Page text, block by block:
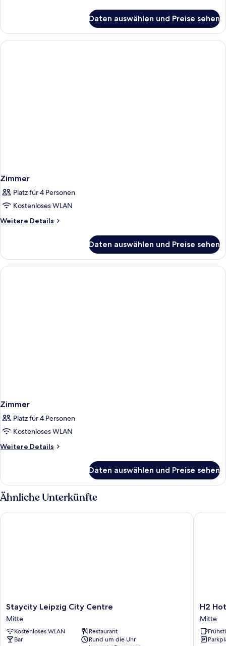
room
Daten auswählen und Preise sehen
Zimmer
Platz für 4 Personen
Kostenloses WLAN
Weitere Details
Weitere
Daten auswählen und Preise sehen
Zimmer
Platz für 4 Personen
Kostenloses WLAN
Weitere Details
Weitere
Daten auswählen und Preise sehen
Ähnliche Unterkünfte
Staycity
Leipzig
City
Centre
Mitte
Staycity Leipzig City Centre
Mitte
Kostenloses WLAN
Restaurant
Bar
Rund um die Uhr
Staycity Leipzig City Centre
H2
Hotel
Leipzig
Mitte
H2
Mitte
H2